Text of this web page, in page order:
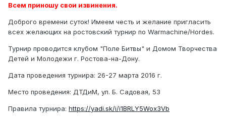
Всем приношу свои извинения.
Доброго времени суток! Имеем честь и желание пригласить
всех желающих на ростовский турнир по Warmachine/Hordes.
Турнир проводится клубом "Поле Битвы" и Домом Творчества
Детей и Молодежи г. Ростова-на-Дону.
Дата проведения турнира: 26-27 марта 2016 г.
Место проведения: ДТДиМ, ул. Б. Садовая, 53
Правила турнира: https://yadi.sk/i/i1BRLY5Wox3Vb